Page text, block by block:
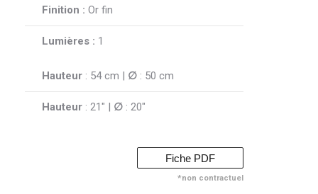
Finition : Or fin
Lumières : 1
Hauteur : 54 cm | ∅ : 50 cm
Hauteur : 21″ | ∅ : 20″
Fiche PDF
*non contractuel